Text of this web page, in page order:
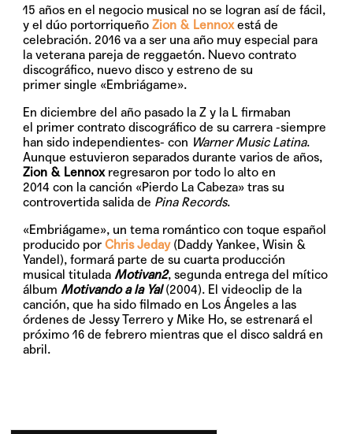
15 años en el negocio musical no se logran así de fácil,
y el dúo portorriqueñoZion & Lennoxestá de
celebración. 2016 va a ser una año muy especial para
la veterana pareja de reggaetón. Nuevo contrato
discográfico, nuevo disco y estreno de su
primer single «Embriágame».
En diciembre del año pasado la Z y la L firmaban
el primer contrato discográfico de su carrera -siempre
han sido independientes- con Warner Music Latina.
Aunque estuvieron separados durante varios de años,
Zion & Lennoxregresaron por todo lo alto en
2014 con la canción «Pierdo La Cabeza» tras su
controvertida salida de Pina Records.
«Embriágame», un tema romántico con toque español
producido porChris Jeday (Daddy Yankee, Wisin &
Yandel), formará parte de su cuarta producción
musical tituladaMotivan2, segunda entrega del mítico
álbumMotivando a la Yal (2004). El videoclip de la
canción, que ha sido filmado en Los Ángeles a las
órdenes de Jessy Terrero y Mike Ho, se estrenará el
próximo 16 de febrero mientras que el disco saldrá en
abril.